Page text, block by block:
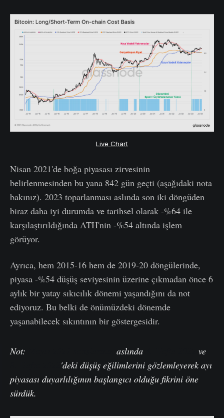
Live Chart
Nisan 2021'de boğa piyasası zirvesinin
belirlenmesinden bu yana 842 gün geçti (aşağıdaki nota
bakınız). 2023 toparlanması aslında son iki döngüden
biraz daha iyi durumda ve tarihsel olarak -%64 ile
karşılaştırıldığında ATH'nin -%54 altında işlem
görüyor.
Ayrıca, hem 2015-16 hem de 2019-20 döngülerinde,
piyasa -%54 düşüş seviyesinin üzerine çıkmadan önce 6
aylık bir yatay sıkıcılık dönemi yaşandığını da not
ediyoruz. Bu belki de önümüzdeki dönemde
yaşanabilecek sıkıntının bir göstergesidir.
Not: aslında
ve
'deki düşüş eğilimlerini gözlemleyerek ayı
piyasası duyarlılığının başlangıcı olduğu fikrini öne
sürdük.